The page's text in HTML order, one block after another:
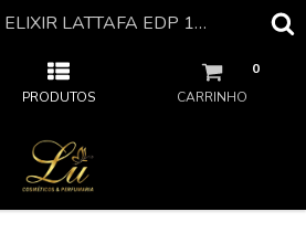
PERFUME YARA ELIXIR LATTAFA EDP 100 ML
PRODUTOS CARRINHO
0